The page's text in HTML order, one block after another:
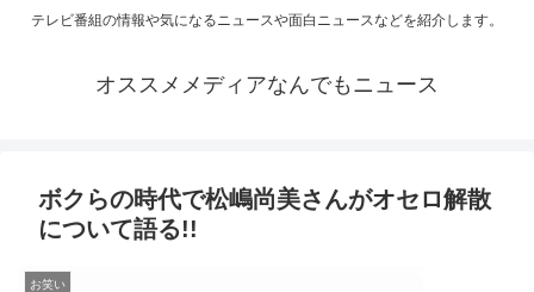
テレビ番組の情報や気になるニュースや面白ニュースなどを紹介します。
オススメメディアなんでもニュース
ボクらの時代で松嶋尚美さんがオセロ解散
について語る!!
お笑い